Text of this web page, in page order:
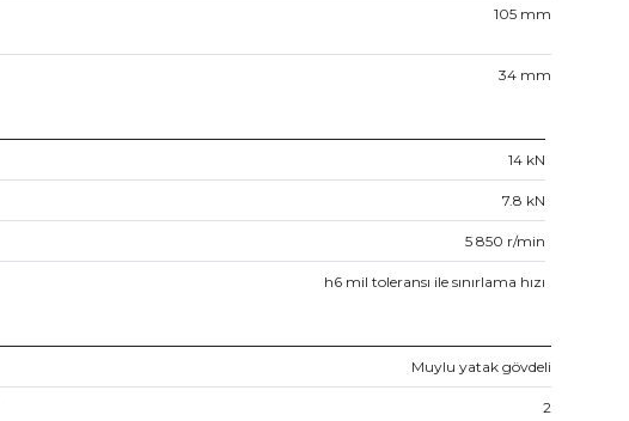
105 mm
34 mm
14 kN
7.8 kN
5 850 r/min
h6 mil toleransı ile sınırlama hızı
Muylu yatak gövdeli
2